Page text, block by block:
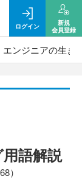
ログイン
新規
会員登録
エンジニアの生き
語解説
）